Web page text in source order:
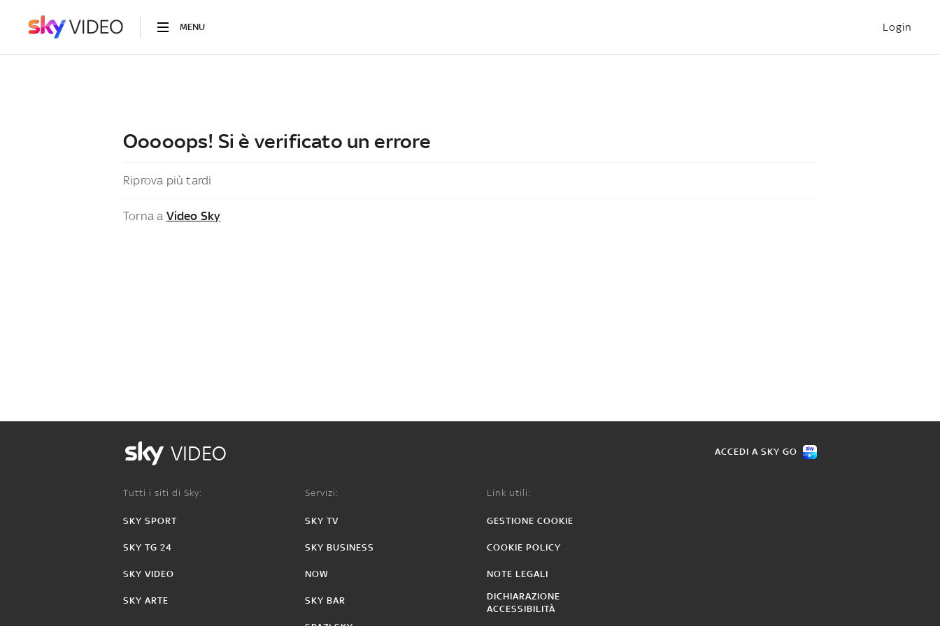
MENU Login
Ooooops! Si è verificato un errore
Riprova più tardi
Torna a Video Sky
VIDEO ACCEDI A SKY GO
Tutti i siti di Sky:
SKY SPORT
SKY TG 24
SKY VIDEO
SKY ARTE
Servizi:
SKY TV
SKY BUSINESS
NOW
SKY BAR
Link utili:
GESTIONE COOKIE
COOKIE POLICY
NOTE LEGALI
DICHIARAZIONE
ACCESSIBILITÀ